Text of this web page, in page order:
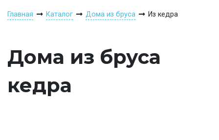
Главная Каталог Дома из бруса Из кедра
Дома из бруса
кедра